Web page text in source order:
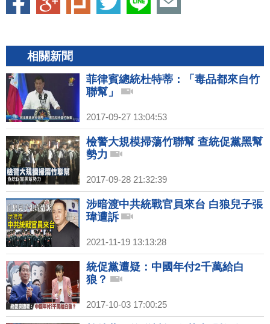
相關新聞
菲律賓總統杜特蒂：「毒品都來自竹
聯幫」
2017-09-27 13:04:53
檢警大規模掃蕩竹聯幫 查統促黨黑幫
勢力
2017-09-28 21:32:39
涉暗渡中共統戰官員來台 白狼兒子張
瑋遭訴
2021-11-19 13:13:28
統促黨遭疑：中國年付2千萬給白
狼？
2017-10-03 17:00:25